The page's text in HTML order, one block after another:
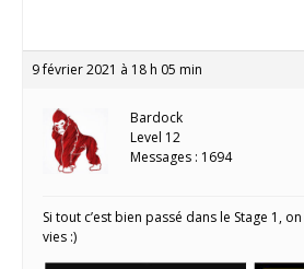
9 février 2021 à 18 h 05 min
Bardock
Level 12
Messages : 1694
Si tout c’est bien passé dans le Stage 1,
vies :)